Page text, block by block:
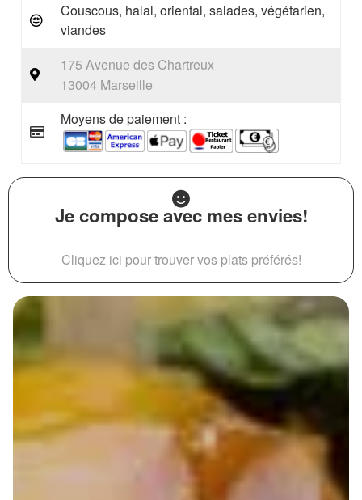
Couscous, halal, oriental, salades, végétarien,
viandes
175 Avenue des Chartreux
13004 Marseille
Moyens de paiement :
Je compose avec mes envies!
Cliquez ici pour trouver vos plats préférés!